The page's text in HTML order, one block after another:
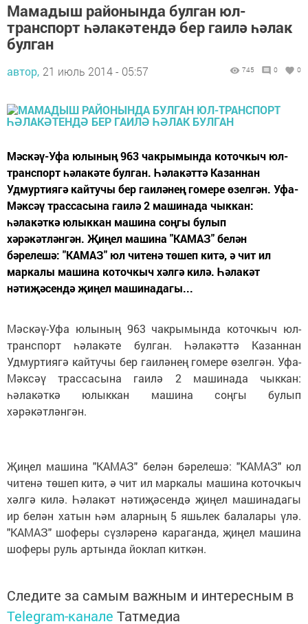
Мамадыш районында булган юл-
транспорт һәлакәтендә бер гаилә һәлак
булган
автор, 21 июль 2014 - 05:57 745 0 0
Мәскәү-Уфа юлының 963 чакрымында коточкыч юл-
транспорт һәлакәте булган. Һәлакәттә Казаннан
Удмуртиягә кайтучы бер гаиләнең гомере өзелгән. Уфа-
Мәксәү трассасына гаилә 2 машинада чыккан:
һәлакәткә юлыккан машина соңгы булып
хәрәкәтләнгән. Җиңел машина "КАМАЗ" белән
бәрелешә: "КАМАЗ" юл читенә төшеп китә, ә чит ил
маркалы машина коточкыч хәлгә килә. Һәлакәт
нәтиҗәсендә җиңел машинадагы...
Мәскәү-Уфа юлының 963 чакрымында коточкыч юл-
транспорт һәлакәте булган. Һәлакәттә Казаннан
Удмуртиягә кайтучы бер гаиләнең гомере өзелгән. Уфа-
Мәксәү трассасына гаилә 2 машинада чыккан:
һәлакәткә юлыккан машина соңгы булып
хәрәкәтләнгән.
Җиңел машина "КАМАЗ" белән бәрелешә: "КАМАЗ" юл
читенә төшеп китә, ә чит ил маркалы машина коточкыч
хәлгә килә. Һәлакәт нәтиҗәсендә җиңел машинадагы
ир белән хатын һәм аларның 5 яшьлек балалары үлә.
"КАМАЗ" шоферы сүзләренә караганда, җиңел машина
шоферы руль артында йоклап киткән.
Следите за самым важным и интересным в
Telegram-канале Татмедиа